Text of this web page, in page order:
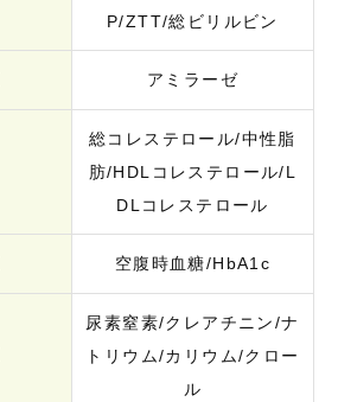
P/ZTT/総ビリルビン
アミラーゼ
総コレステロール/中性脂
肪/HDLコレステロール/L
DLコレステロール
空腹時血糖/HbA1c
尿素窒素/クレアチニン/ナ
トリウム/カリウム/クロー
ル